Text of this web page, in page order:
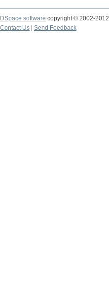
DSpace software copyright © 2002-2012
Contact Us
Send Feedback